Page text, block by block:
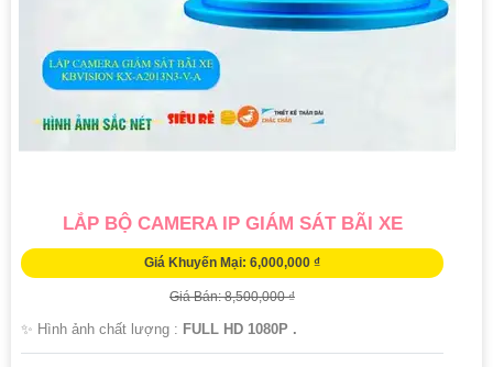
Hy vọng thông tin trên sẽ Có rất nhiều giá trị cao cấp đối với bạn. Nếu
bạn cần thêm thông tin hoặc muốn tư vấn về sản phẩm cụ thể hơn,
đừng ngần ngại để lại câu hỏi!
LẮP BỘ CAMERA IP GIÁM SÁT BÃI XE
Giá Khuyến Mại: 6,000,000 ₫
Giá Bán: 8,500,000 ₫
✨ Hình ảnh chất lượng : FULL HD 1080P .